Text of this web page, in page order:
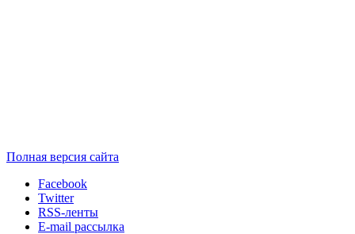
Полная версия сайта
Facebook
Twitter
RSS-ленты
E-mail рассылка